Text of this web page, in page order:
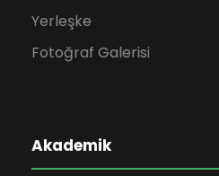
Yerleşke
Fotoğraf Galerisi
Akademik